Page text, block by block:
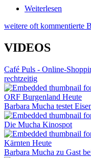
Weiterlesen
weitere oft kommentierte
VIDEOS
Café Puls - Online-
rechtzeitig
Barbara Mucha testet
Die Mucha Kinospot
Barbara Mucha zu Gast